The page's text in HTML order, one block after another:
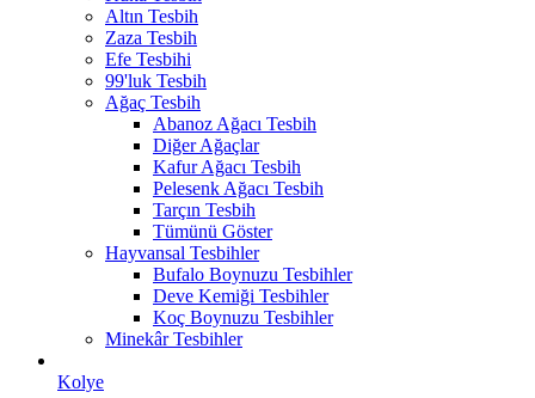
Altın Tesbih
Zaza Tesbih
Efe Tesbihi
99'luk Tesbih
Ağaç Tesbih
Abanoz Ağacı Tesbih
Diğer Ağaçlar
Kafur Ağacı Tesbih
Pelesenk Ağacı Tesbih
Tarçın Tesbih
Tümünü Göster
Hayvansal Tesbihler
Bufalo Boynuzu Tesbihler
Deve Kemiği Tesbihler
Koç Boynuzu Tesbihler
Minekâr Tesbihler
Kolye